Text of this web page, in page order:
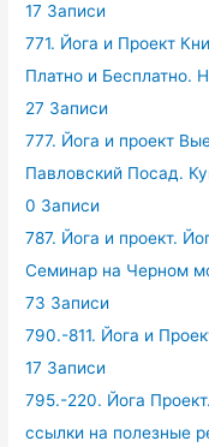
17 Записи
771. Йога и Проект
Платно и Бесплатно.
27 Записи
777. Йога и проект
Павловский Посад.
0 Записи
787. Йога и проект.
Семинар на Черном
73 Записи
790.-811. Йога и
17 Записи
795.-220. Йога
ссылки на полезные